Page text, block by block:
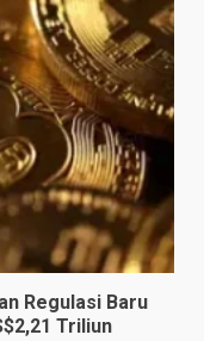
Regulasi Baru
Triliun